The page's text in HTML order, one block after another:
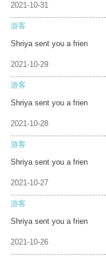
2021-10-31
游客
Shriya sent you a frien
2021-10-29
游客
Shriya sent you a frien
2021-10-28
游客
Shriya sent you a frien
2021-10-27
游客
Shriya sent you a frien
2021-10-26